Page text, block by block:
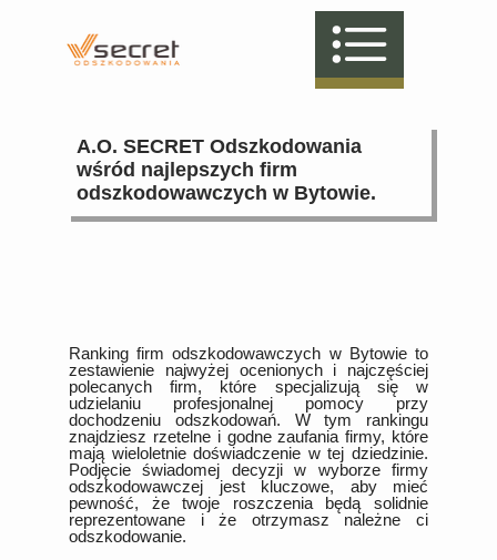
A.O. SECRET Odszkodowania
wśród najlepszych firm
odszkodowawczych w Bytowie.
Ranking firm odszkodowawczych w Bytowie to
zestawienie najwyżej ocenionych i najczęściej
polecanych firm, które specjalizują się w
udzielaniu profesjonalnej pomocy przy
dochodzeniu odszkodowań. W tym rankingu
znajdziesz rzetelne i godne zaufania firmy, które
mają wieloletnie doświadczenie w tej dziedzinie.
Podjęcie świadomej decyzji w wyborze firmy
odszkodowawczej jest kluczowe, aby mieć
pewność, że twoje roszczenia będą solidnie
reprezentowane i że otrzymasz należne ci
odszkodowanie.